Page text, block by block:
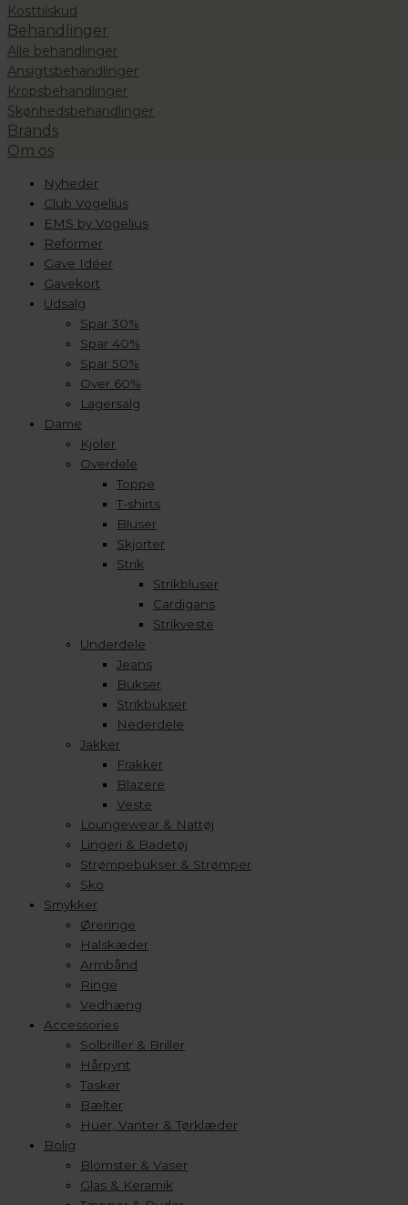
Kosttilskud
Behandlinger
Alle behandlinger
Ansigtsbehandlinger
Kropsbehandlinger
Skønhedsbehandlinger
Brands
Om os
Nyheder
Club Vogelius
EMS by Vogelius
Reformer
Gave Idéer
Gavekort
Udsalg
Spar 30%
Spar 40%
Spar 50%
Over 60%
Lagersalg
Dame
Kjoler
Overdele
Toppe
T-shirts
Bluser
Skjorter
Strik
Strikbluser
Cardigans
Strikveste
Underdele
Jeans
Bukser
Strikbukser
Nederdele
Jakker
Frakker
Blazere
Veste
Loungewear & Nattøj
Lingeri & Badetøj
Strømpebukser & Strømper
Sko
Smykker
Øreringe
Halskæder
Armbånd
Ringe
Vedhæng
Accessories
Solbriller & Briller
Hårpynt
Tasker
Bælter
Huer, Vanter & Tørklæder
Bolig
Blomster & Vaser
Glas & Keramik